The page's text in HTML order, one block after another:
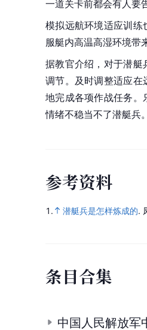
一道关卡前都会有人要
模拟远航环境适应训练
服艇内高温高湿环境带
据教官介绍，对于潜艇
调节。及时调整适应在
地完成各项作战任务
情绪不稳当不了潜艇兵
参考资料
1. 潜艇兵是怎样炼成的.
条目合集
中国人民解放军